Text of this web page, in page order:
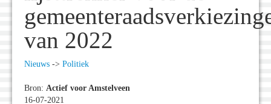
van 2022
Nieuws -> Politiek
Bron: Actief voor Amstelveen
16-07-2021